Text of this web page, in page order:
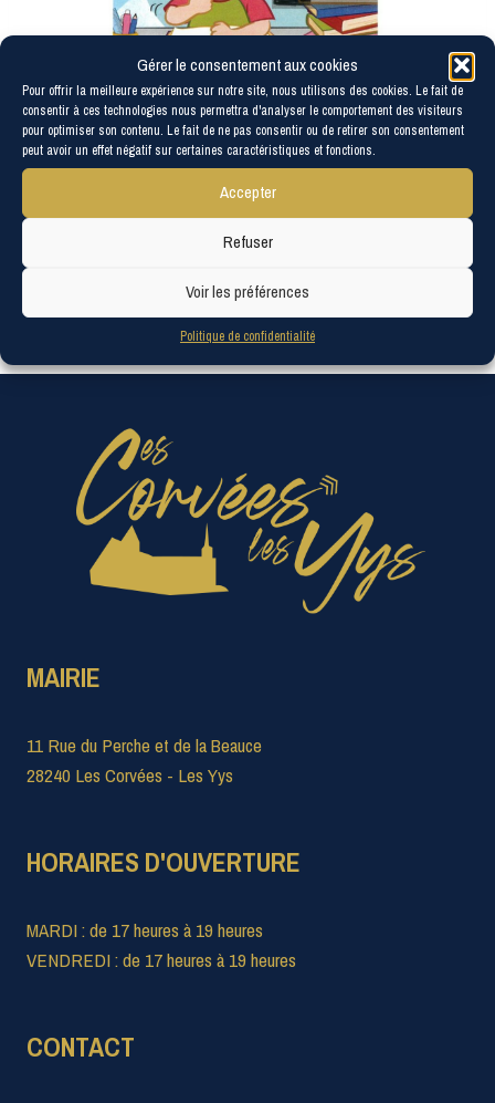
Gérer le consentement aux cookies
Pour offrir la meilleure expérience sur notre site, nous utilisons des cookies. Le fait de
consentir à ces technologies nous permettra d'analyser le comportement des visiteurs
pour optimiser son contenu. Le fait de ne pas consentir ou de retirer son consentement
peut avoir un effet négatif sur certaines caractéristiques et fonctions.
Accepter
Refuser
Voir les préférences
Politique de confidentialité
MAIRIE
11 Rue du Perche et de la Beauce
28240 Les Corvées - Les Yys
HORAIRES D'OUVERTURE
MARDI : de 17 heures à 19 heures
VENDREDI : de 17 heures à 19 heures
CONTACT